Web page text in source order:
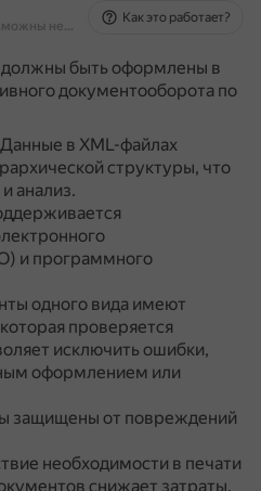
На основе источников, возможны неточности
Как это работает?
быть оформлены в
документооборота по
Данные в XML-файлах
структуры, что
анализ.
и программного
одного вида имеют
проверяется
исключить ошибки,
оформлением или
защищены от повреждений
необходимости в печати
снижает затраты.